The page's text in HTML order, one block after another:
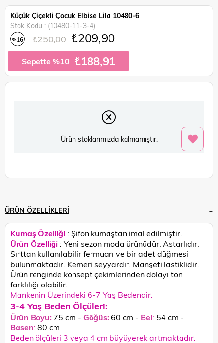
Küçük Çiçekli Çocuk Elbise Lila 10480-6
Stok Kodu
(10480-11-3-4)
%16 ₺250,00 ₺209,90
Sepette %10 ₺188,91
Ürün stoklarımızda kalmamıştır.
ÜRÜN ÖZELLIKLERI
Kumaş Özelliği : Şifon kumaştan imal edilmiştir.
Ürün Özelliği : Yeni sezon moda ürünüdür. Astarlıdır.
Sırttan kullanılabilir fermuarı ve bir adet düğmesi
bulunmaktadır. Kemeri seyyardır. Manşeti lastiklidir.
Ürün renginde konsept çekimlerinden dolayı ton
farklılığı olabilir.
Mankenin Üzerindeki 6-7 Yaş Bedendir.
3-4 Yaş Beden Ölçüleri:
Ürün Boyu: 75 cm - Göğüs:60 cm - Bel: 54 cm -
Basen: 80 cm
Beden ölçüleri 3 veya 4 cm büyüyerek artmaktadır.